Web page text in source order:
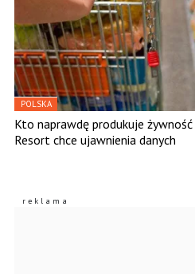
POLSKA
Kto naprawdę produkuje
Resort chce ujawnienia danych